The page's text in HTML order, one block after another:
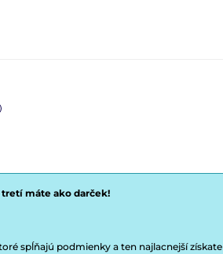
tretí máte ako darček!
spĺňajú podmienky a ten najlacnejší získate